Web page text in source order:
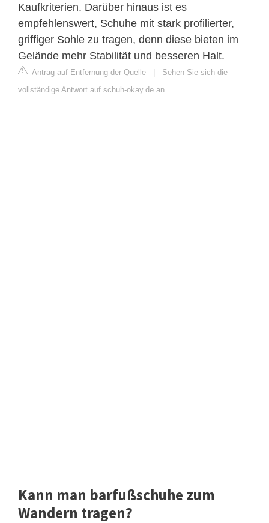
Kaufkriterien. Darüber hinaus ist es
empfehlenswert, Schuhe mit stark profilierter,
griffiger Sohle zu tragen, denn diese bieten im
Gelände mehr Stabilität und besseren Halt.
Antrag auf Entfernung der Quelle | Sehen Sie sich die
vollständige Antwort auf schuh-okay.de an
Kann man barfußschuhe zum
Wandern tragen?